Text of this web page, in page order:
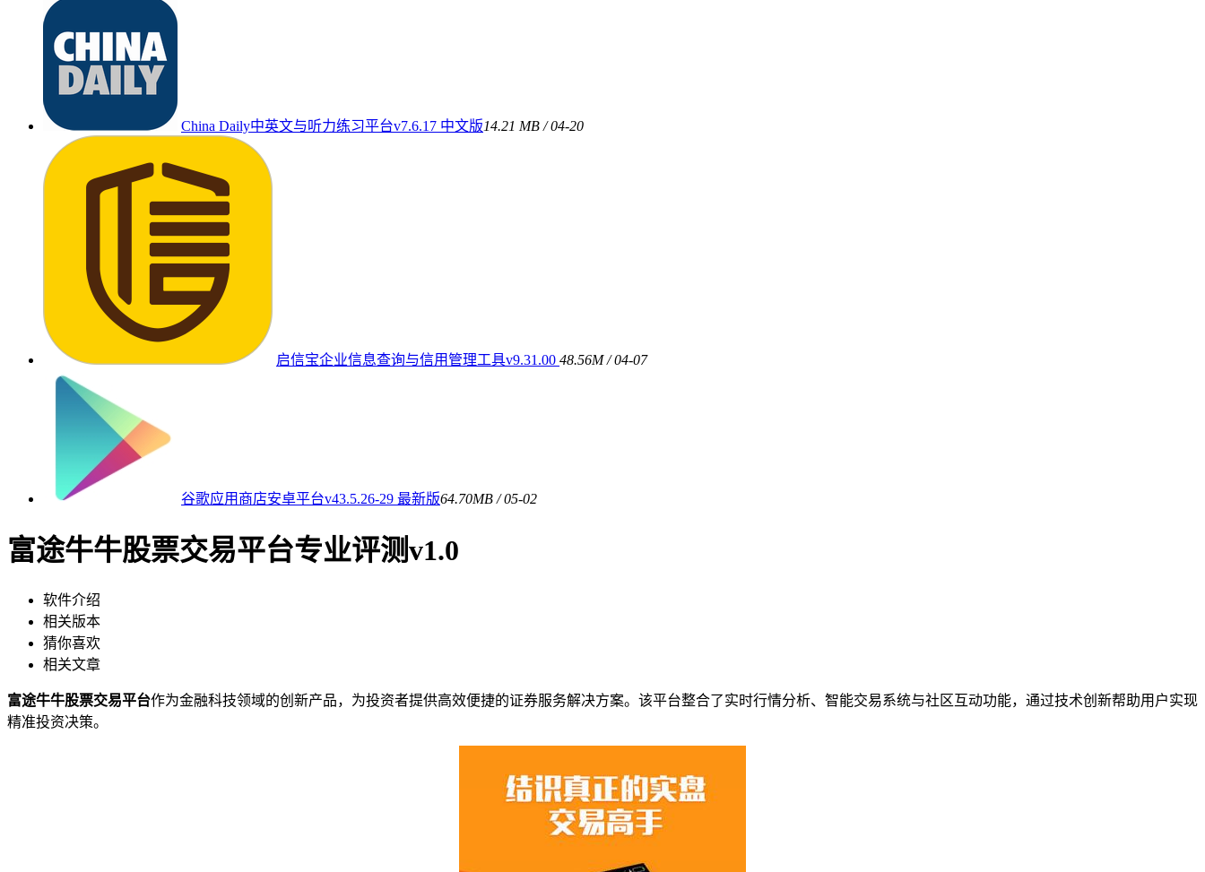
China Daily中英文与听力练习平台v7.6.17 中文版14.21 MB / 04-20
启信宝企业信息查询与信用管理工具v9.31.00 48.56M / 04-07
谷歌应用商店安卓平台v43.5.26-29 最新版64.70MB / 05-02
富途牛牛股票交易平台专业评测v1.0
软件介绍
相关版本
猜你喜欢
相关文章
富途牛牛股票交易平台作为金融科技领域的创新产品，为投资者提供高效便捷的证券服务解决方案。该平台整合了实时行情分析、智能交易系统与社区互动功能，通过技术创新帮助用户实现
精准投资决策。